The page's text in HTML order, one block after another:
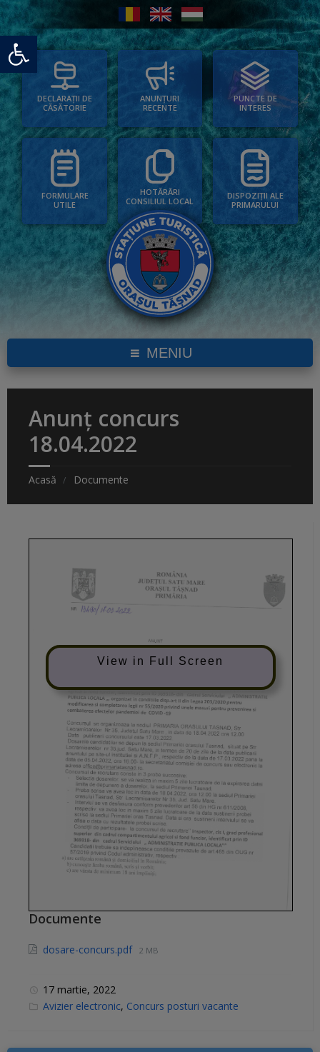
Deschide bara de unelte
DECLARAȚII DE
CĂSĂTORIE
ANUNȚURI
RECENTE
PUNCTE DE
INTERES
FORMULARE
UTILE
HOTĂRÂRI
CONSILIUL LOCAL
DISPOZIȚII ALE
PRIMARULUI
MENIU
Anunț concurs
18.04.2022
Acasă Documente
View in Full Screen
Documente
dosare-concurs.pdf 2 MB
17 martie, 2022
C
g
Avizier electronic, Concurs posturi vacante